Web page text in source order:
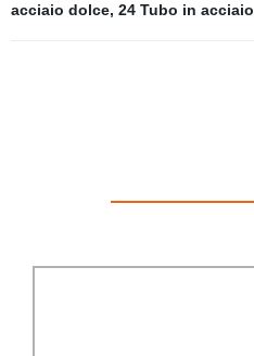
acciaio dolce, 24 Tubo in acciaio